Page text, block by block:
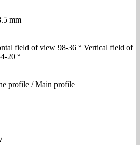
mm
field of view 98-36 ° Vertical field of
20 °
profile / Main profile